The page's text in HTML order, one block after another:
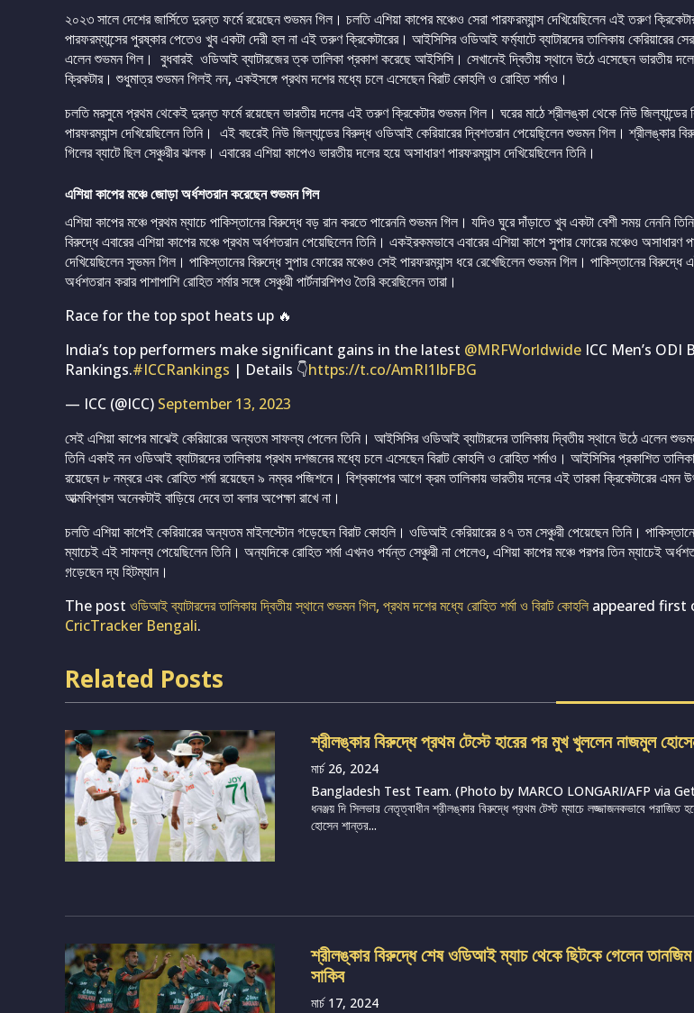
২০২৩ সালে দেশের জার্সিতে দুরন্ত ফর্মে রয়েছেন শুভমন গিল। চলতি এশিয়া কাপের মঞ্চেও সেরা পারফরম্যান্স দেখিয়েছিলেন এই তরুণ
পারফরম্যান্সের পুরষ্কার পেতেও খুব একটা দেরী হল না এই তরুণ ক্রিকেটারের। আইসিসির ওডিআই ফর্ম্যাটে ব্যাটারদের তালিকায় কেরিয়ারের
এলেন শুভমন গিল। বুধবারই ওডিআই ব্যাটারজের ত্ক তালিকা প্রকাশ করেছে আইসিসি। সেখানেই দ্বিতীয় স্থানে উঠে এসেছেন ভারতীয়
ক্রিকটার। শুধুমাত্র শুভমন গিলই নন, একইসঙ্গে প্রথম দশের মধ্যে চলে এসেছেন বিরাট কোহলি ও রোহিত শর্মাও।
চলতি মরসুমে প্রথম থেকেই দুরন্ত ফর্মে রয়েছেন ভারতীয় দলের এই তরুণ ক্রিকেটার শুভমন গিল। ঘরের মাঠে শ্রীলঙ্কা থেকে নিউ জিল্যান্ডের
পারফরম্যান্স দেখিয়েছিলেন তিনি। এই বছরেই নিউ জিল্যান্ডের বিরুদ্ধ ওডিআই কেরিয়ারের দ্বিশতরান পেয়েছি্লেন শুভমন গিল। শ্রীলঙ্কার
গিলের ব্যাটে ছিল সেঞ্চুরীর ঝলক। এবারের এশিয়া কাপেও ভারতীয় দলের হয়ে অসাধারণ পারফরম্যান্স দেখিয়েছিলেন তিনি।
এশিয়া কাপের মঞ্চে জোড়া অর্ধশতরান করেছেন শুভমন গিল
এশিয়া কাপের মঞ্চে প্রথম ম্যাচে পাকিস্তানের বিরুদ্ধে বড় রান করতে পারেননি শুভমন গিল। যদিও ঘুরে দাঁড়াতে খুব একটা বেশী সময় নেননি
বিরুদ্ধে এবারের এশিয়া কাপের মঞ্চে প্রথম অর্ধশতরান পেয়েছিলেন তিনি। একইরকমভাবে এবারের এশিয়া কাপে সুপার ফোরের মঞ্চেও অসাধারণ
দেখিয়েছিলেন সুভমন গিল। পাকিস্তানের বিরুদ্ধে সুপার ফোরের মঞ্চেও সেই পারফরম্যান্স ধরে রেখেছিলেন শুভমন গিল। পাকিস্তানের বিরুদ্ধে
অর্ধশতরান করার পাশাপাশি রোহিত শর্মার সঙ্গে সেঞ্চুরী পার্টনারশিপও তৈরি করেছিলেন তারা।
Race for the top spot heats up 🔥
India’s top performers make significant gains in the latest @MRFWorldwide ICC Men’s ODI
Rankings.#ICCRankings | Details 👇https://t.co/AmRI1lbFBG
— ICC (@ICC) September 13, 2023
সেই এশিয়া কাপের মাঝেই কেরিয়ারের অন্যতম সাফল্য পেলেন তিনি। আইসিসির ওডিআই ব্যাটারদের তালিকায় দ্বিতীয় স্থানে উঠে এলেন
তিনি একাই নন ওডিআই ব্যাটারদের তালিকায় প্রথম দশজনের মধ্যে চলে এসেছেন বিরাট কোহলি ও রোহিত শর্মাও। আইসিসির প্রকাশিত
রয়েছেন ৮ নম্বরে এবং রোহিত শর্মা রয়েছেন ৯ নম্বর পজিশনে। বিশ্বকাপের আগে ক্রম তালিকায় ভারতীয় দলের এই তারকা ক্রিকেটারের এমন
আত্মবিশ্বাস অনেকটাই বাড়িয়ে দেবে তা বলার অপেক্ষা রাখে না।
চলতি এশিয়া কাপেই কেরিয়ারের অন্যতম মাইলস্টোন গড়েছেন বিরাট কোহলি। ওডিআই কেরিয়ারের ৪৭ তম সেঞ্চুরী পেয়েছেন তিনি।
ম্যাচেই এই সাফল্য পেয়েছিলেন তিনি। অন্যদিকে রোহিত শর্মা এখনও পর্যন্ত সেঞ্চুরী না পেলেও, এশিয়া কাপের মঞ্চে পরপর তিন ম্যাচেই
গ়ড়েছেন দ্য হিটম্যান।
The post ওডিআই ব্যাটারদের তালিকায় দ্বিতীয় স্থানে শুভমন গিল, প্রথম দশের মধ্যে রোহিত শর্মা ও বিরাট কোহলি appeared first
CricTracker Bengali.
Related Posts
শ্রীলঙ্কার বিরুদ্ধে প্রথম টেস্টে হারের পর মুখ খুললেন নাজমুল
মার্চ 26, 2024
Bangladesh Test Team. (Photo by MARCO LONGARI/AFP via
ধনঞ্জয় দি সিলভার নেতৃত্বাধীন শ্রীলঙ্কার বিরুদ্ধে প্রথম টেস্ট ম্যাচে লজ্জাজনকভাবে পরাজিত
হোসেন শান্তর...
শ্রীলঙ্কার বিরুদ্ধে শেষ ওডিআই ম্যাচ থেকে ছিটকে গেলেন তানজিম
সাকিব
মার্চ 17, 2024